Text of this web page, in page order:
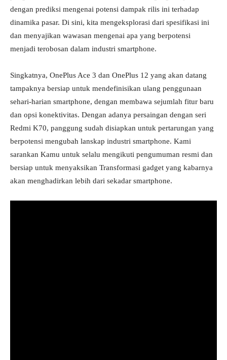
dengan prediksi mengenai potensi dampak rilis ini terhadap
dinamika pasar. Di sini, kita mengeksplorasi dari spesifikasi ini
dan menyajikan wawasan mengenai apa yang berpotensi
menjadi terobosan dalam industri smartphone.
Singkatnya, OnePlus Ace 3 dan OnePlus 12 yang akan datang
tampaknya bersiap untuk mendefinisikan ulang penggunaan
sehari-harian smartphone, dengan membawa sejumlah fitur baru
dan opsi konektivitas. Dengan adanya persaingan dengan seri
Redmi K70, panggung sudah disiapkan untuk pertarungan yang
berpotensi mengubah lanskap industri smartphone. Kami
sarankan Kamu untuk selalu mengikuti pengumuman resmi dan
bersiap untuk menyaksikan Transformasi gadget yang kabarnya
akan menghadirkan lebih dari sekadar smartphone.